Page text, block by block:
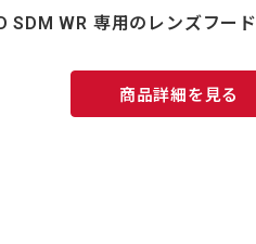
SDM WR 専用のレンズフード
商品詳細を見る